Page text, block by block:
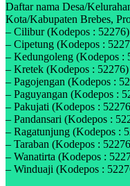
Daftar nama Desa/
Kota/Kabupaten Brebes,
– Cilibur (Kodepos : 52276)
– Cipetung (Kodepos :
– Kedungoleng (Kodepos :
– Kretek (Kodepos : 52276)
– Pagojengan (Kodepos :
– Paguyangan (Kodepos :
– Pakujati (Kodepos :
– Pandansari (Kodepos :
– Ragatunjung (Kodepos :
– Taraban (Kodepos :
– Wanatirta (Kodepos :
– Winduaji (Kodepos :